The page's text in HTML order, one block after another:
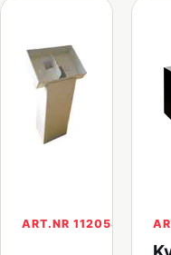
ART.NR 112058